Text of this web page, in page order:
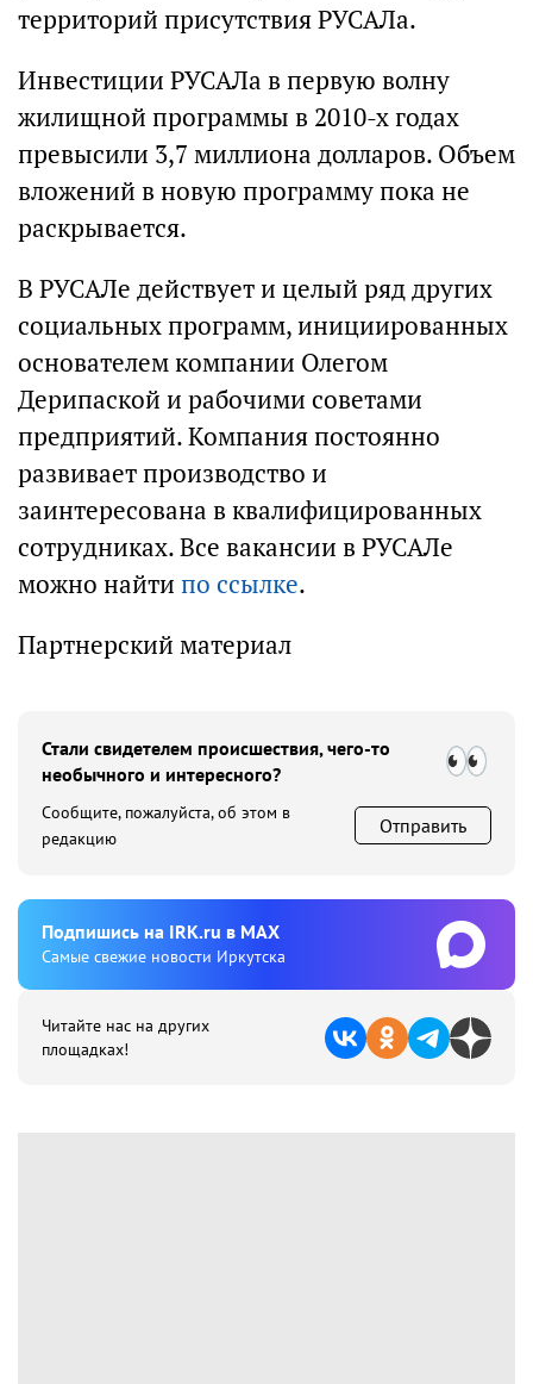
территорий присутствия РУСАЛа.
Инвестиции РУСАЛа в первую волну
жилищной программы в 2010-х годах
превысили 3,7 миллиона долларов. Объем
вложений в новую программу пока не
раскрывается.
В РУСАЛе действует и целый ряд других
социальных программ, инициированных
основателем компании Олегом
Дерипаской и рабочими советами
предприятий. Компания постоянно
развивает производство и
заинтересована в квалифицированных
сотрудниках. Все вакансии в РУСАЛе
можно найти по ссылке.
Партнерский материал
Стали свидетелем происшествия, чего-то
необычного и интересного?
Сообщите, пожалуйста, об этом в
редакцию
Отправить
Подпишиcь на IRK.ru в MAX
Cамые свежие новости Иркутска
Читайте нас на других
площадках!